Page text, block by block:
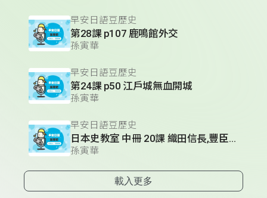
早安日語豆歷史
第28課 p107 鹿鳴館外交
孫寅華
早安日語豆歷史
第24課 p50 江戶城無血開城
孫寅華
早安日語豆歷史
日本史教室 中冊 20課 織田信長,豐臣秀吉,德川家康的人物性格
孫寅華
載入更多